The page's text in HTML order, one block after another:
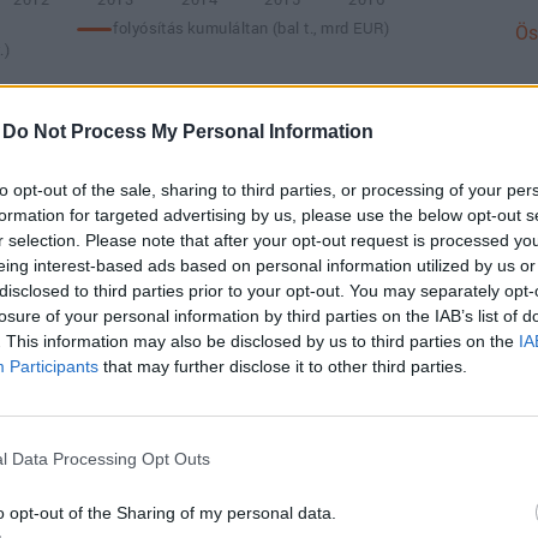
Do Not Process My Personal Information
opt-out of the sale, sharing to third parties, or processing of your
for targeted advertising by us, please use the below opt-out
selection. Please note that after your opt-out request is processed
interest-based ads based on personal information utilized by us
to third parties prior to your opt-out. You may separately
of your personal information by third parties on the IAB’s list of
This information may also be disclosed by us to third parties on the
Participants that may further disclose it to other third parties.
Data Processing Opt Outs
opt-out of the Sharing of my personal data.
vonatkozó költségvetési adataibólaz látszik, hogy
állt a 2007-2013-as ciklus terhére 2019-ben
megegyezés hatására ez 131 milliárd forintra
november végére 137 milliárdra tovább nőtt. A
még nem állnak rendelkezésre.
GAZDASÁGTÖRTÉNETI SZEMPONTBÓL IS
2013-AS CIKLUSTÓL MÁR JÓ MESSZE
AZT, HOGY VÉGÜLIS ÉRDEMI
MÖGÖTT HAGYNI MAGYARORSZÁG AZ
CIKLUSÁT.